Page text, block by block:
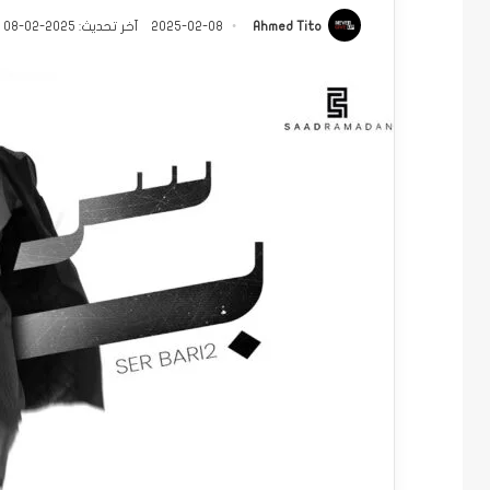
Ahmed Tito
2025-02-08 آخر تحديث: 2025-02-08